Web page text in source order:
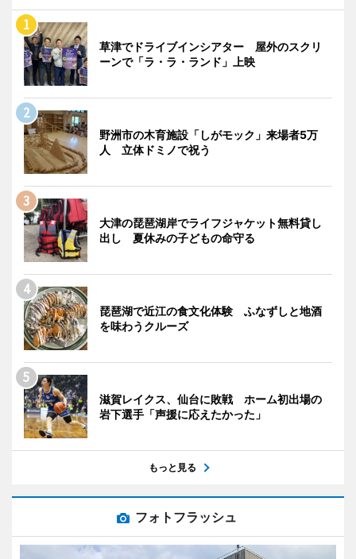
草津でドライブインシアター 屋外のスクリ
ーンで「ラ・ラ・ランド」上映
野洲市の木育施設「しがモック」来場者5万
人 立体ドミノで祝う
大津の琵琶湖岸でライフジャケット無料貸し
出し 夏休みの子どもの命守る
琵琶湖で近江の食文化体験 ふなずしと地酒
を味わうクルーズ
滋賀レイクス、仙台に敗戦 ホーム初出場の
岩下選手「声援に応えたかった」
もっと見る
フォトフラッシュ